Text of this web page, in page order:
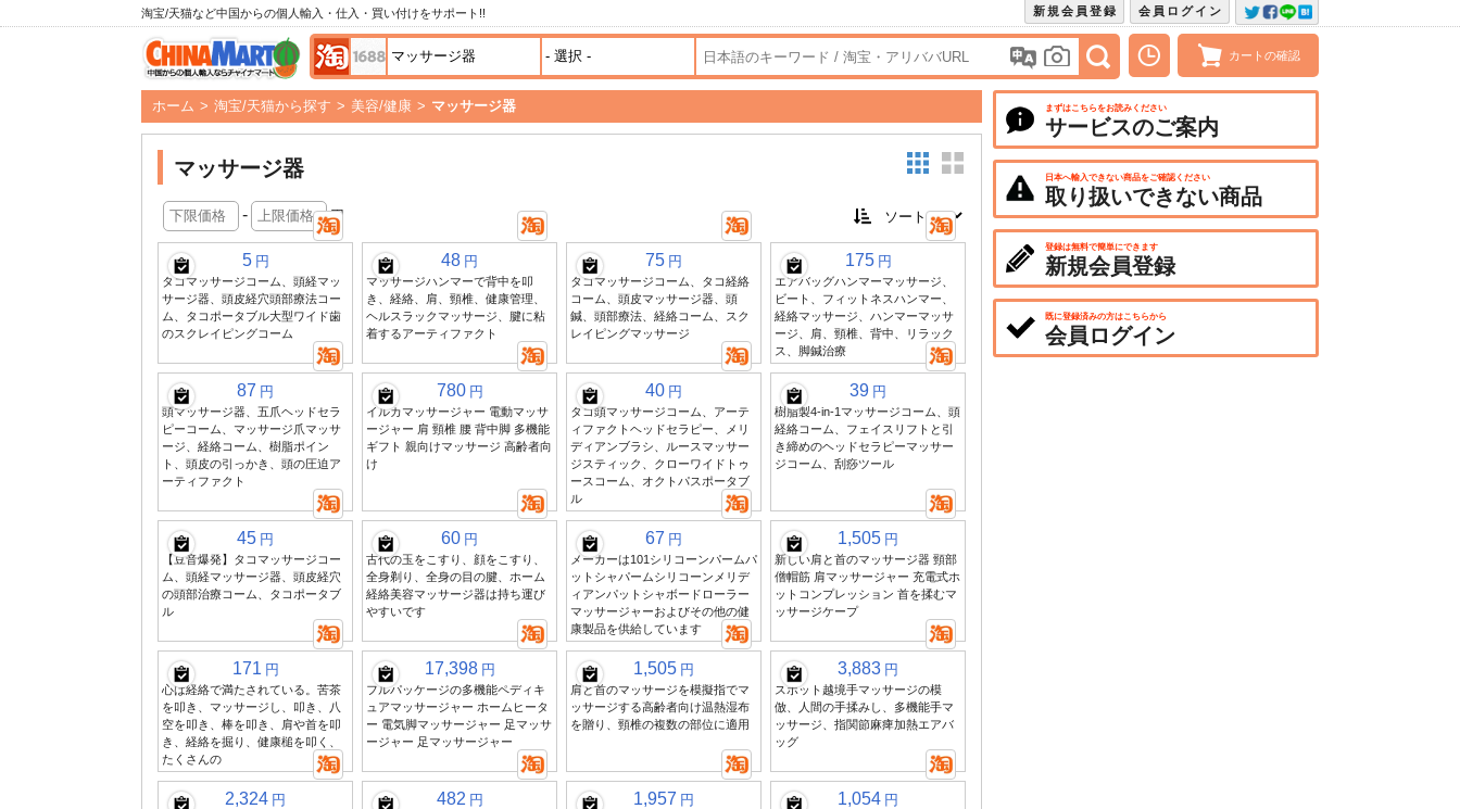
淘宝/天猫など中国からの個人輸入・仕入・買い付けをサポート!! 会員ログイン
新規会員登録
カートの確認
ホーム > 淘宝/天猫から探す > 美容/健康 > マッサージ器
マッサージ器
- 円
5 円
タコマッサージコーム、頭経マッ
サージ器、頭皮経穴頭部療法コー
ム、タコポータブル大型ワイド歯
のスクレイピングコーム
48 円
マッサージハンマーで背中を叩
き、経絡、肩、頸椎、健康管理、
ヘルスラックマッサージ、腱に粘
着するアーティファクト
75 円
タコマッサージコーム、タコ経絡
コーム、頭皮マッサージ器、頭
鍼、頭部療法、経絡コーム、スク
レイピングマッサージ
175 円
エアバッグハンマーマッサージ、
ビート、フィットネスハンマー、
経絡マッサージ、ハンマーマッサ
ージ、肩、頸椎、背中、リラック
ス、脚鍼治療
87 円
頭マッサージ器、五爪ヘッドセラ
ピーコーム、マッサージ爪マッサ
ージ、経絡コーム、樹脂ポイン
ト、頭皮の引っかき、頭の圧迫ア
ーティファクト
780 円
イルカマッサージャー 電動マッサ
ージャー 肩 頸椎 腰 背中脚 多機能
ギフト 親向けマッサージ 高齢者向
け
40 円
タコ頭マッサージコーム、アーテ
ィファクトヘッドセラピー、メリ
ディアンブラシ、ルースマッサー
ジスティック、クローワイドトゥ
ースコーム、オクトパスポータブ
ル
39 円
樹脂製4-in-1マッサージコーム、頭
経絡コーム、フェイスリフトと引
き締めのヘッドセラピーマッサー
ジコーム、刮痧ツール
45 円
【豆音爆発】タコマッサージコー
ム、頭経マッサージ器、頭皮経穴
の頭部治療コーム、タコポータブ
ル
60 円
古代の玉をこすり、顔をこすり、
全身剃り、全身の目の腱、ホーム
経絡美容マッサージ器は持ち運び
やすいです
67 円
メーカーは101シリコーンパームパ
ットシャパームシリコーンメリデ
ィアンパットシャボードローラー
マッサージャーおよびその他の健
康製品を供給しています
1,505 円
新しい肩と首のマッサージ器 頸部
僧帽筋 肩マッサージャー 充電式ホ
ットコンプレッション 首を揉むマ
ッサージケープ
171 円
心は経絡で満たされている。苦茶
を叩き、マッサージし、叩き、八
空を叩き、棒を叩き、肩や首を叩
き、経絡を掘り、健康槌を叩く、
たくさんの
17,398 円
フルパッケージの多機能ペディキ
ュアマッサージャー ホームヒータ
ー 電気脚マッサージャー 足マッサ
ージャー 足マッサージャー
1,505 円
肩と首のマッサージを模擬指でマ
ッサージする高齢者向け温熱湿布
を贈り、頸椎の複数の部位に適用
3,883 円
スポット越境手マッサージの模
倣、人間の手揉みし、多機能手マ
ッサージ、指関節麻痺加熱エアバ
ッグ
2,324 円 482 円 1,957 円 1,054 円
まずはこちらをお読みください
サービスのご案内
日本へ輸入できない商品をご確認ください
取り扱いできない商品
登録は無料で簡単にできます
新規会員登録
既に登録済みの方はこちらから
会員ログイン